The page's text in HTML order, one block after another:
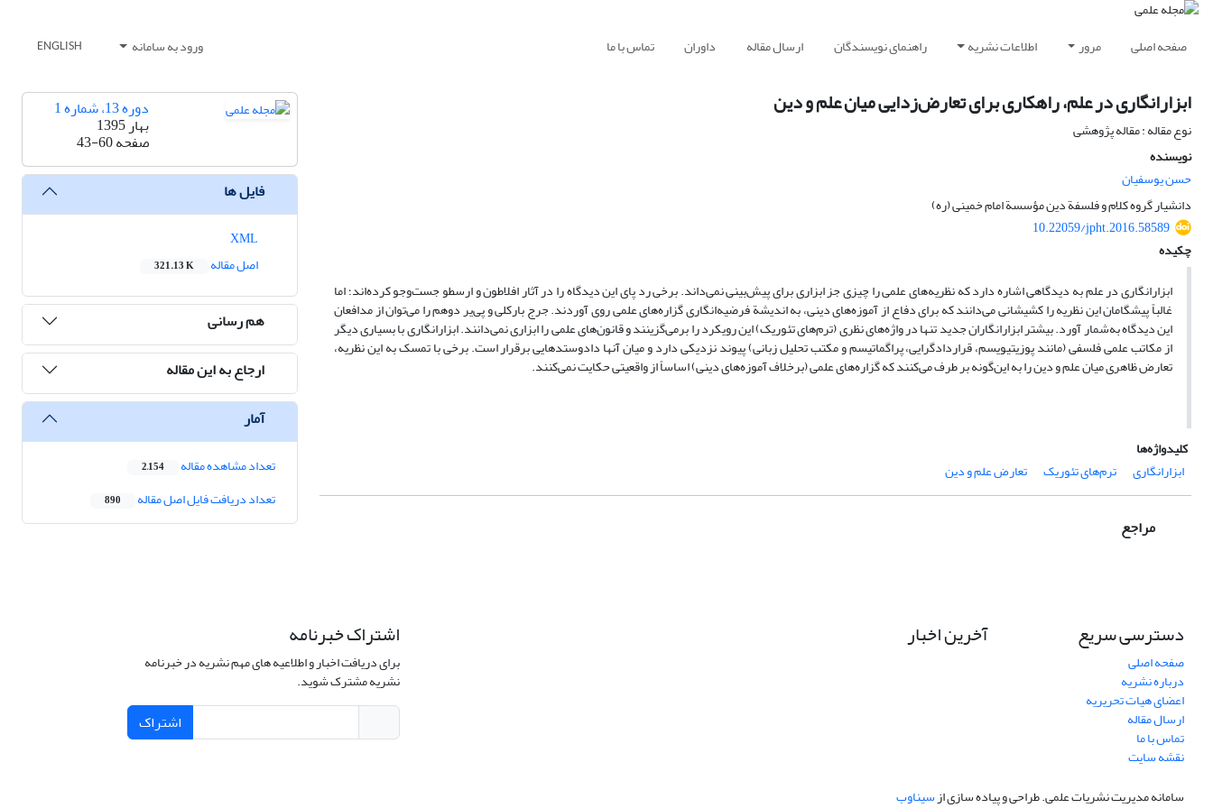
صفحه اصلی مرور اطلاعات نشریه راهنمای نویسندگان ارسال مقاله داوران تماس با ما ورود به سامانه ENGLISH
ابزارانگاری در علم، راهکاری برای تعارض‌زدایی میان علم و دین
نوع مقاله : مقاله پژوهشی
نویسنده
حسن یوسفیان
دانشیار گروه کلام و فلسفة دین مؤسسة امام خمینی (ره)
10.22059/jpht.2016.58589
چکیده
ابزارانگاری در علم به دیدگاهی اشاره دارد که نظریه‌های علمی را چیزی جز ابزاری برای پیش‌بینی نمی‌داند. برخی رد پای این دیدگاه را در آثار افلاطون و ارسطو جست‌وجو کرده‌اند؛ اما
غالباً پیشگامان این نظریه را کشیشانی می‌دانند که برای دفاع از آموزه‌های دینی، به اندیشة فرضیه‌انگاری گزاره‌های علمی روی آوردند. جرج بارکلی و پی‌یر دوهم را می‌توان از مدافعان
این دیدگاه به‌شمار آورد. بیشتر ابزارانگاران جدید تنها در واژه‌های نظری (ترم‌های تئوریک) این رویکرد را برمی‌گزینند و قانون‌های علمی را ابزاری نمی‌دانند. ابزارانگاری با بسیاری دیگر
از مکاتب علمی فلسفی (مانند پوزیتیویسم، قراردادگرایی، پراگماتیسم و مکتب تحلیل ‌زبانی) پیوند نزدیکی دارد و میان آنها دادوستد‌هایی برقرار است. برخی با تمسک به این نظریه،
تعارض ظاهری میان علم و دین را به این‌گونه بر طرف می‌کنند که گزاره‌های علمی (برخلاف آموزه‌های دینی) اساساً از واقعیتی حکایت نمی‌کنند.
کلیدواژه‌ها
ابزارانگاری
ترم‌های تئوریک تعارض علم و دین
مراجع
دوره 13، شماره 1
بهار 1395
صفحه43-60
فایل ها
اصل مقاله
321.13 K
هم رسانی
ارجاع به این مقاله
آمار
تعداد مشاهده مقاله 2,154
تعداد دریافت فایل اصل مقاله 890
دسترسی سریع
صفحه اصلی
درباره نشریه
اعضای هیات تحریریه
ارسال مقاله
تماس با ما
نقشه سایت
آخرین اخبار اشتراک خبرنامه
برای دریافت اخبار و اطلاعیه های مهم نشریه در خبرنامه
نشریه مشترک شوید.
اشتراک
سامانه مدیریت نشریات علمی.طراحی و پیاده سازی ازسیناوب